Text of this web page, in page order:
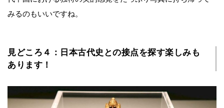
みるのもいいですね。
見どころ４：日本古代史との接点を探す楽しみも
あります！